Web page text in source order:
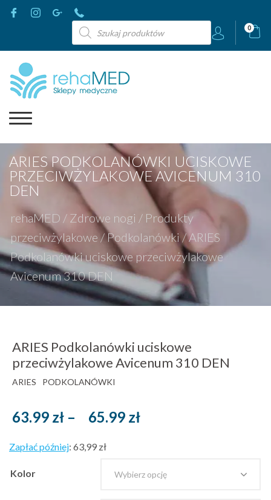
Wyszukiwarka
produktów
0
ARIES PODKOLANÓWKI UCISKOWE
PRZECIWŻYLAKOWE AVICENUM 310
DEN
rehaMED / Zdrowe nogi / Produkty
przeciwżylakowe / Podkolanówki /ARIES
Podkolanówki uciskowe przeciwżylakowe
Avicenum 310 DEN
ARIES Podkolanówki uciskowe
przeciwżylakowe Avicenum 310 DEN
ARIES PODKOLANÓWKI
63.99 zł – 65.99 złZakres
63.99 zł
Zapłać później: 63,99 zł
Kolor